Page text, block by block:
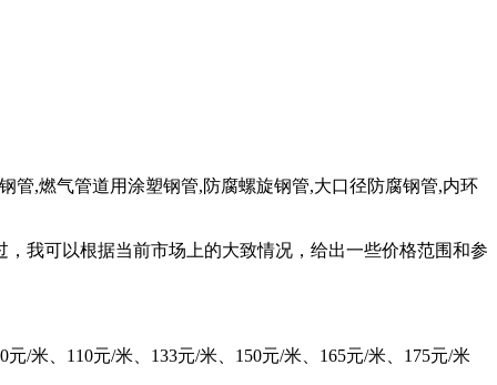
管,燃气管道用涂塑钢管,防腐螺旋钢管,大口径防腐钢管,内环
我可以根据当前市场上的大致情况，给出一些价格范围和参
/米、110元/米、133元/米、150元/米、165元/米、175元/米